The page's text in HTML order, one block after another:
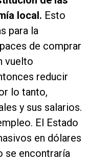
local. Esto
para la
de comprar
vuelto
reducir
lo tanto,
y sus salarios.
El Estado
en dólares
se encontraría